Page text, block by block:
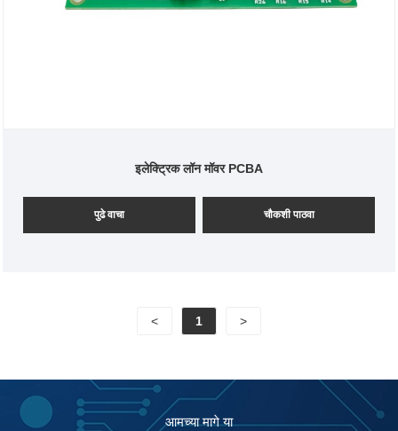
इलेक्ट्रिक लॉन मॉवर PCBA
पुढे वाचा चौकशी पाठवा
< 1 >
आमच्या मागे या